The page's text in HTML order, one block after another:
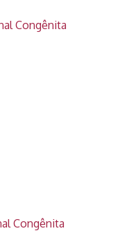
Congênita
Congênita